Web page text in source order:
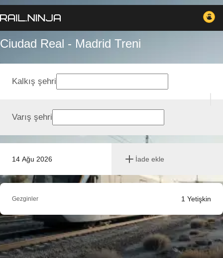
Ciudad Real - Madrid Treni
14 Ağu 2026 İade ekle
Kalkış şehri
Varış şehri
Gezginler 1 Yetişkin